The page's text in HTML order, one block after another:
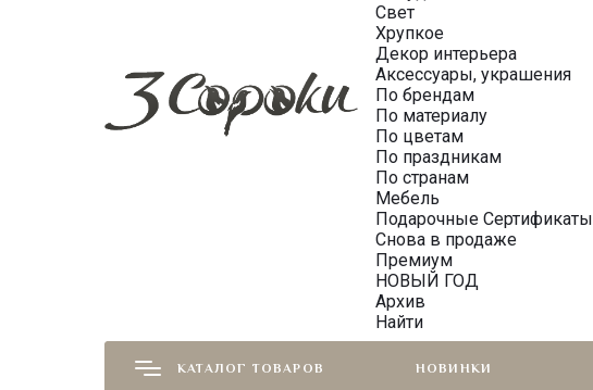
Свет
Хрупкое
Декор интерьера
Аксессуары, украшения
По брендам
По материалу
По цветам
По праздникам
По странам
Мебель
Подарочные Сертификаты
Снова в продаже
Премиум
НОВЫЙ ГОД
Архив
Найти
КАТАЛОГ ТОВАРОВ НОВИНКИ